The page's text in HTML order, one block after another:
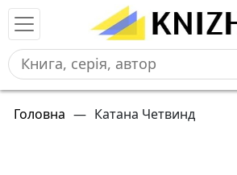
Головна — Катана Четвинд